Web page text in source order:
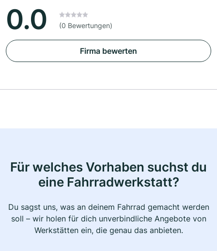
0.0 (0 Bewertungen)
Firma bewerten
Für welches Vorhaben suchst du
eine Fahrradwerkstatt?
Du sagst uns, was an deinem Fahrrad gemacht werden
soll – wir holen für dich unverbindliche Angebote von
Werkstätten ein, die genau das anbieten.